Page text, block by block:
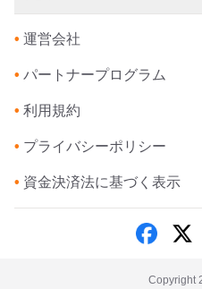
• 運営会社
• パートナープログラム
• 利用規約
• プライバシーポリシー
• 資金決済法に基づく表示
Copyright